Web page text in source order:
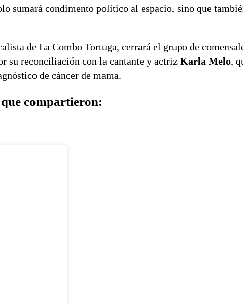
sumará condimento político al espacio, sino que
de La Combo Tortuga, cerrará el grupo de
su reconciliación con la cantante y actriz Karla Melo,
de cáncer de mama.
compartieron: